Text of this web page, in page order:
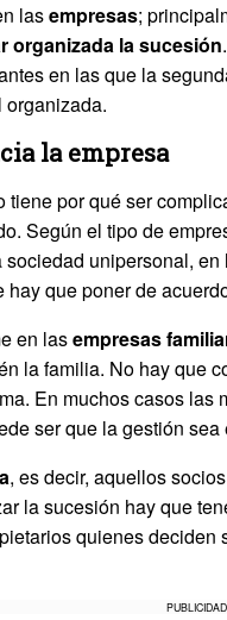
lasempresas;
organizada la sucesión
en las que la
la empresa
tiene por qué ser
Según el tipo de
unipersonal,
que poner de
en lasempresas
la familia. No hay que
En muchos casos las
ser que la gestión
, es decir, aquellos
la sucesión hay que
quienes
PUBLICIDAD